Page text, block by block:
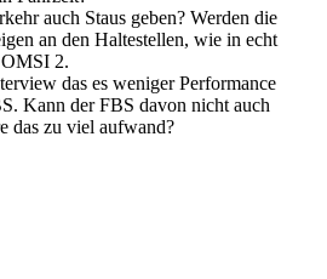
auch Staus geben? Werden die
an den Haltestellen, wie in echt
2.
das es weniger Performance
Kann der FBS davon nicht auch
das zu viel aufwand?